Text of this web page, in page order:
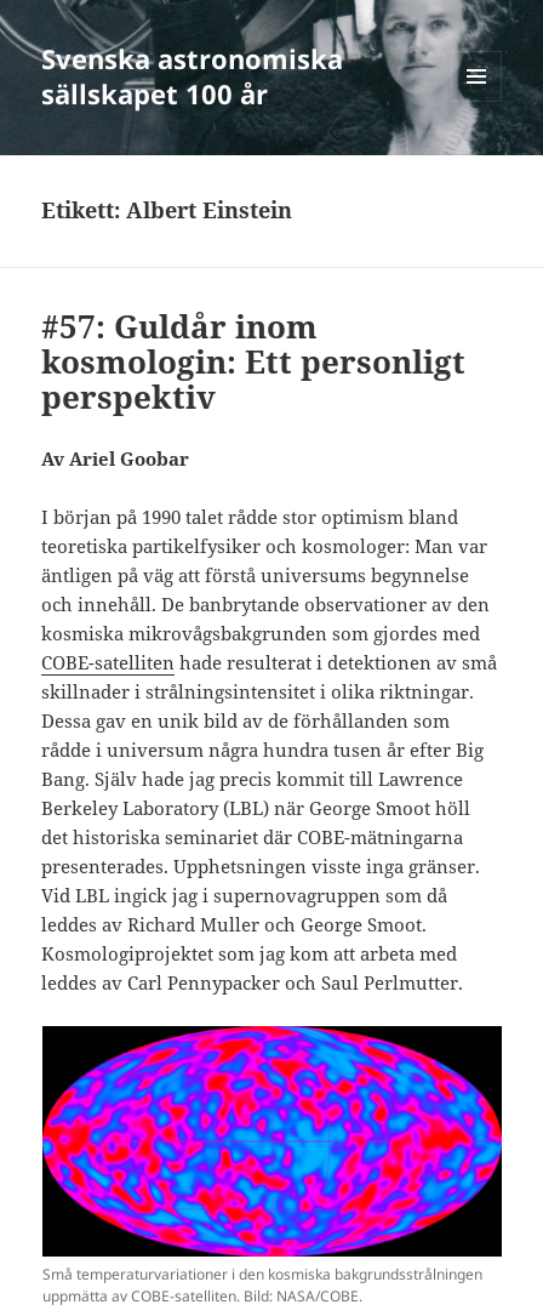
Svenska astronomiska
sällskapet 100 år
MENY
OCH
WIDGETS
Etikett:Albert Einstein
#57: Guldår inom
kosmologin: Ett personligt
perspektiv
Av Ariel Goobar
I början på 1990 talet rådde stor optimism bland
teoretiska partikelfysiker och kosmologer: Man var
äntligen på väg att förstå universums begynnelse
och innehåll. De banbrytande observationer av den
kosmiska mikrovågsbakgrunden som gjordes med
COBE-satelliten hade resulterat i detektionen av små
skillnader i strålningsintensitet i olika riktningar.
Dessa gav en unik bild av de förhållanden som
rådde i universum några hundra tusen år efter Big
Bang. Själv hade jag precis kommit till Lawrence
Berkeley Laboratory (LBL) när George Smoot höll
det historiska seminariet där COBE-mätningarna
presenterades. Upphetsningen visste inga gränser.
Vid LBL ingick jag i supernovagruppen som då
leddes av Richard Muller och George Smoot.
Kosmologiprojektet som jag kom att arbeta med
leddes av Carl Pennypacker och Saul Perlmutter.
Små temperaturvariationer i den kosmiska bakgrundsstrålningen
uppmätta av COBE-satelliten. Bild: NASA/COBE.